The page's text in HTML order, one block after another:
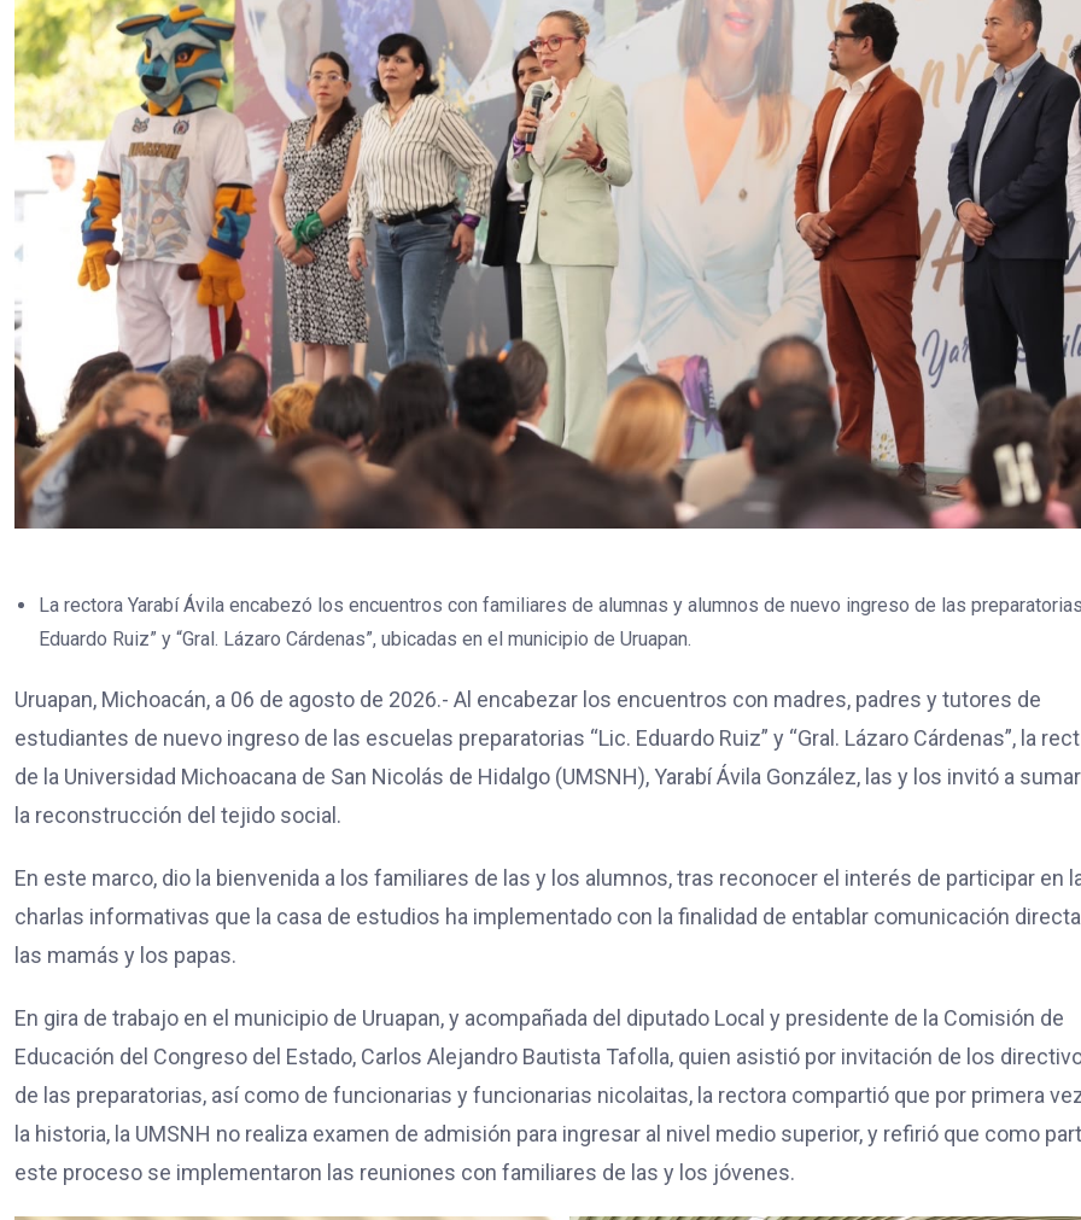
La rectora Yarabí Ávila encabezó los encuentros con familiares de alumnas y alumnos de nuevo ingreso de las
Eduardo Ruiz” y “Gral. Lázaro Cárdenas”, ubicadas en el municipio de Uruapan.
Uruapan, Michoacán, a 06 de agosto de 2026.- Al encabezar los encuentros con madres, padres y tutores de
estudiantes de nuevo ingreso de las escuelas preparatorias “Lic. Eduardo Ruiz” y “Gral. Lázaro Cárdenas”, la
de la Universidad Michoacana de San Nicolás de Hidalgo (UMSNH), Yarabí Ávila González, las y los invitó a
la reconstrucción del tejido social.
En este marco, dio la bienvenida a los familiares de las y los alumnos, tras reconocer el interés de participar en
charlas informativas que la casa de estudios ha implementado con la finalidad de entablar comunicación
las mamás y los papas.
En gira de trabajo en el municipio de Uruapan, y acompañada del diputado Local y presidente de la Comisión de
Educación del Congreso del Estado, Carlos Alejandro Bautista Tafolla, quien asistió por invitación de los
de las preparatorias, así como de funcionarias y funcionarias nicolaitas, la rectora compartió que por primera
la historia, la UMSNH no realiza examen de admisión para ingresar al nivel medio superior, y refirió que como
este proceso se implementaron las reuniones con familiares de las y los jóvenes.